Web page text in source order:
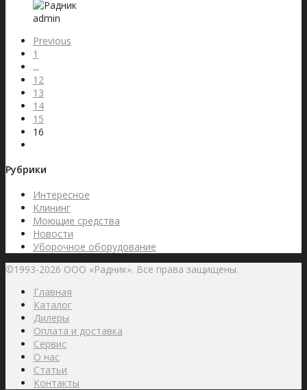
admin
Previous
1
...
12
13
14
15
16
Рубрики
Интересное
Клининг
Моющие средства
Новости
Уборочное оборудование
©1993-2026 ООО «Радник». Все права защищены.
Главная
Каталог
Дилеры
Оплата и доставка
Сервис
О нас
Статьи
Контакты